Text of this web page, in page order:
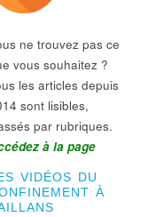
ne trouvez pas ce
vous souhaitez ?
les articles depuis
sont lisibles,
par rubriques.
à la page
VIDÉOS DU
À